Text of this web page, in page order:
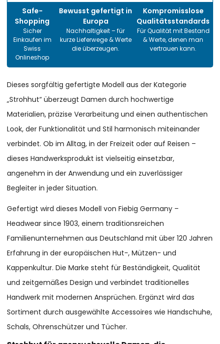
Safe-
Shopping
Sicher
Einkaufen im
Swiss
Onlineshop
Bewusst gefertigt in
Europa
Nachhaltigkeit – für
kurze Lieferwege & Werte
die überzeugen.
Kompromisslose
Qualitätsstandards
Für Qualität mit Bestand
& Werte, denen man
vertrauen kann.
Dieses sorgfältig gefertigte Modell aus der Kategorie
„Strohhut“ überzeugt Damen durch hochwertige
Materialien, präzise Verarbeitung und einen authentischen
Look, der Funktionalität und Stil harmonisch miteinander
verbindet. Ob im Alltag, in der Freizeit oder auf Reisen –
dieses Handwerksprodukt ist vielseitig einsetzbar,
angenehm in der Anwendung und ein zuverlässiger
Begleiter in jeder Situation.
Gefertigt wird dieses Modell von Fiebig Germany –
Headwear since 1903, einem traditionsreichen
Familienunternehmen aus Deutschland mit über 120 Jahren
Erfahrung in der europäischen Hut-, Mützen- und
Kappenkultur. Die Marke steht für Beständigkeit, Qualität
und zeitgemäßes Design und verbindet traditionelles
Handwerk mit modernen Ansprüchen. Ergänzt wird das
Sortiment durch ausgewählte Accessoires wie Handschuhe,
Schals, Ohrenschützer und Tücher.